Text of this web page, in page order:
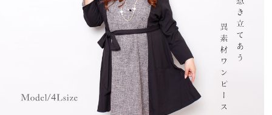
おすすめ度は５ですね。
ややﾌｫｰﾏﾙなお食事会とか学校説明会とかで着用しまし
ｱｸｾｻﾘｰはｺﾞｰﾙﾄﾞ系のﾊﾟｰﾙもありの、きれい目のものをつ
非公開